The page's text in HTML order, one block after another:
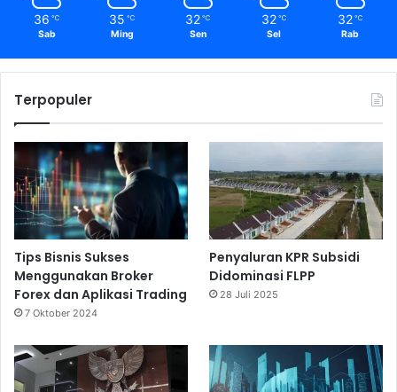
36 ℃
Sab
35 ℃
Ming
32 ℃
Sen
32 ℃
Sel
32 ℃
Rab
Terpopuler
Tips Bisnis Sukses
Menggunakan Broker
Forex dan Aplikasi Trading
7 Oktober 2024
Penyaluran KPR Subsidi
Didominasi FLPP
28 Juli 2025